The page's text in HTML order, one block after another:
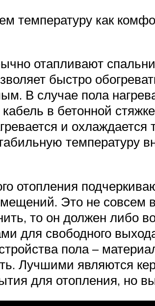
температуру как
отапливают
быстро
В случае пола
в бетонной
и охлаждается
температуру
отопления
Это не совсем
то он должен либо
для свободного
пола –
Лучшими являются
для отопления, но